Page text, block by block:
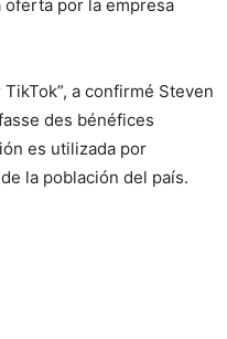
por la empresa
a confirmé Steven
des bénéfices
es utilizada por
la población del país.